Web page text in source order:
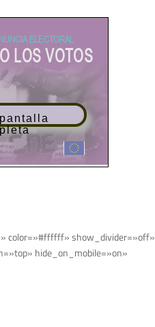
color=»#ffffff» show_divider=»off»
hide_on_mobile=»on»